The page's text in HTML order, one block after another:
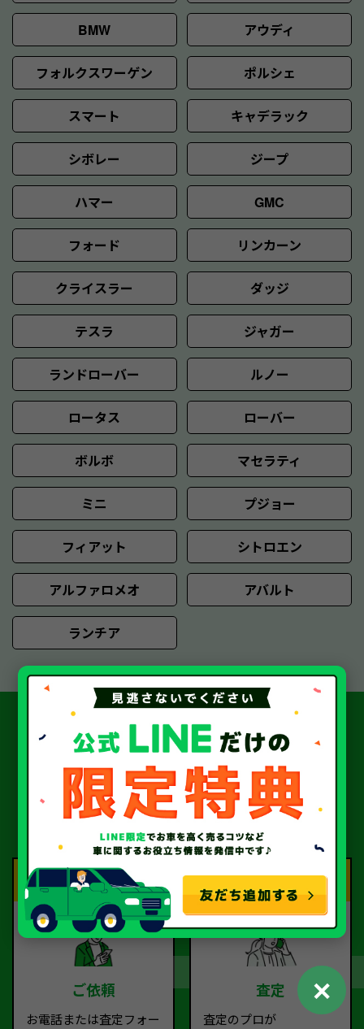
BMW アウディ
フォルクスワーゲン ポルシェ
スマート キャデラック
シボレー ジープ
ハマー GMC
フォード リンカーン
クライスラー ダッジ
テスラ ジャガー
ランドローバー ルノー
ロータス ローバー
ボルボ マセラティ
ミニ プジョー
フィアット シトロエン
アルファロメオ アバルト
ランチア
簡単 5ステップ！
中古車・廃車・事故車買取の
流れ
Step.1
ご依頼
お電話または査定フォー
Step.2
査定
査定のプロが
✕